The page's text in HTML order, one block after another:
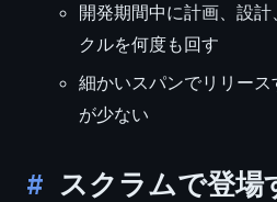
開発期間中に計画、設
クルを何度も回す
細かいスパンでリリー
が少ない
スクラムで登場